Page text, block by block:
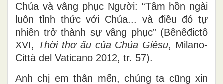
Chúa và vâng phục Người: “Tâm hồn ngài
luôn tỉnh thức với Chúa... và điều đó tự
nhiên trở thành sự vâng phục” (Bênêđictô
XVI, Thời thơ ấu của Chúa Giêsu, Milano-
Città del Vaticano 2012, tr. 57).
Anh chị em thân mến, chúng ta cũng xin